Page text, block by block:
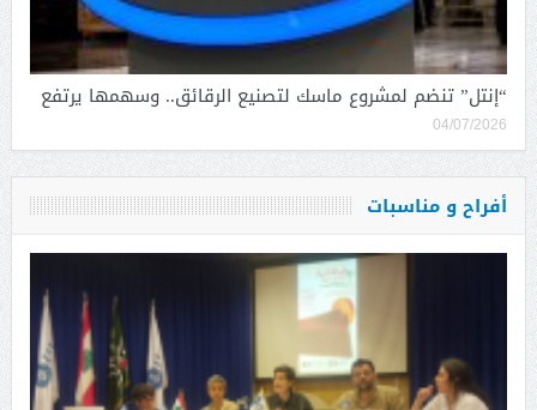
“إنتل” تنضم لمشروع ماسك لتصنيع الرقائق.. وسهمها يرتفع
04/07/2026
أفراح و مناسبات